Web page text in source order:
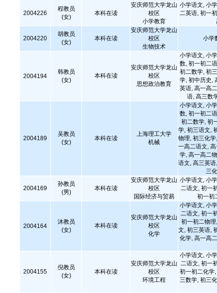
2004226
程教员
(女)
本科在读
安庆师范大学龙山
校区
小学教育
小学语文, 小
二英语, 初一
2004220
胡教员
(女)
本科在读
安庆师范大学龙山
校区
生物技术
小学
2004194
韩教员
(女)
本科在读
安庆师范大学龙山
校区
思想政治教育
小学语文, 小
数, 初一初二
初二数学, 初
学, 初中历史,
英语, 高一高
语, 高三数
2004189
吴教员
(女)
本科在读
上海理工大学
机械
小学语文, 小
数, 初一初二
初二数学, 初
学, 初三语文,
物理, 初三化
一高二语文,
学, 高一高二
语文, 高三英
三
2004169
孙教员
(男)
本科在读
安庆师范大学龙山
校区
国际经济与贸易
小学语文, 小
二语文, 初一
初一初
2004164
沐教员
(女)
本科在读
安庆师范大学龙山
校区
化学
小学语文, 小
二语文, 初一
初一初二物
文, 初三英语,
化学, 高一高
2004155
倪教员
(女)
本科在读
安庆师范大学龙山
校区
环境工程
小学语文, 小
二语文, 初一
初一初二化学
三数学, 初三